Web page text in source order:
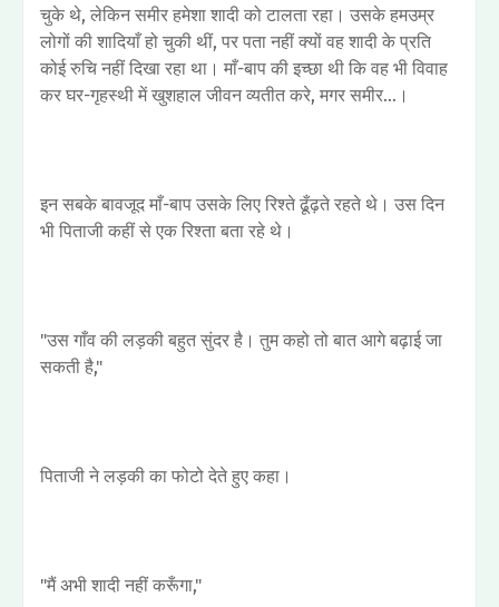
चुके थे, लेकिन समीर हमेशा शादी को टालता रहा। उसके हमउम्र
लोगों की शादियाँ हो चुकी थीं, पर पता नहीं क्यों वह शादी के प्रति
कोई रुचि नहीं दिखा रहा था। माँ-बाप की इच्छा थी कि वह भी विवाह
कर घर-गृहस्थी में खुशहाल जीवन व्यतीत करे, मगर समीर...।
इन सबके बावजूद माँ-बाप उसके लिए रिश्ते ढूँढ़ते रहते थे। उस दिन
भी पिताजी कहीं से एक रिश्ता बता रहे थे।
"उस गाँव की लड़की बहुत सुंदर है। तुम कहो तो बात आगे बढ़ाई जा
सकती है,"
पिताजी ने लड़की का फोटो देते हुए कहा।
"मैं अभी शादी नहीं करूँगा,"